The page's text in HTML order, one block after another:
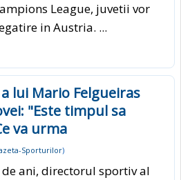
League, juvetii vor
in Austria. ...
lui Mario Felgueiras
"Este timpul sa
va urma
Sporturilor)
ani, directorul sportiv al